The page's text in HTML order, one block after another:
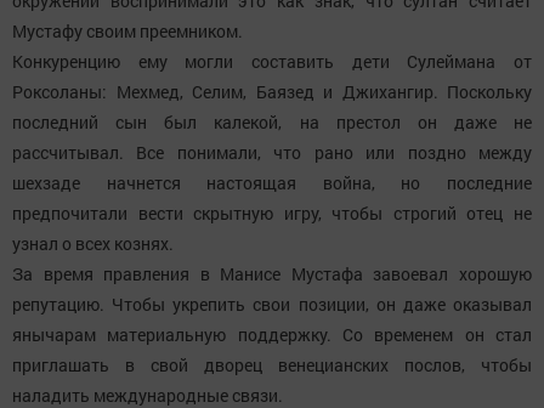
Мустафу своим преемником.
Конкуренцию ему могли составить дети Сулеймана от
Роксоланы: Мехмед, Селим, Баязед и Джихангир. Поскольку
последний сын был калекой, на престол он даже не
рассчитывал. Все понимали, что рано или поздно между
шехзаде начнется настоящая война, но последние
предпочитали вести скрытную игру, чтобы строгий отец не
узнал о всех кознях.
За время правления в Манисе Мустафа завоевал хорошую
репутацию. Чтобы укрепить свои позиции, он даже оказывал
янычарам материальную поддержку. Со временем он стал
приглашать в свой дворец венецианских послов, чтобы
наладить международные связи.